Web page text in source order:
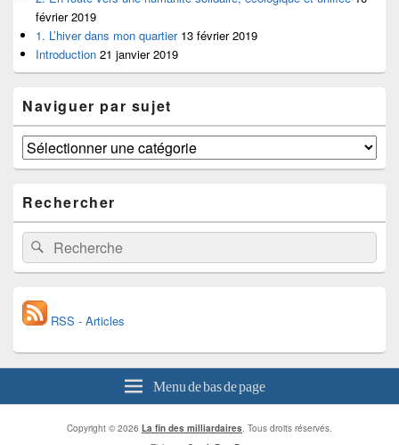
février 2019
1. L’hiver dans mon quartier 13 février 2019
Introduction 21 janvier 2019
Naviguer par sujet
Naviguer
par
Rechercher
Recherche :Recherche
RSS - Articles
Menu de bas de page
Copyright © 2026 La fin des milliardaires . Tous droits réservés.